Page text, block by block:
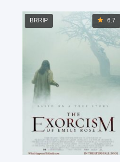
6.7
BRRIP